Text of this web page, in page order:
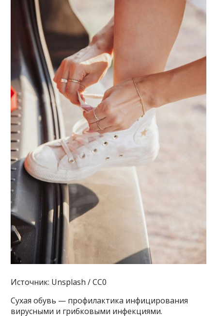
Источник: Unsplash / CC0
Сухая обувь — профилактика инфицирования
вирусными и грибковыми инфекциями.